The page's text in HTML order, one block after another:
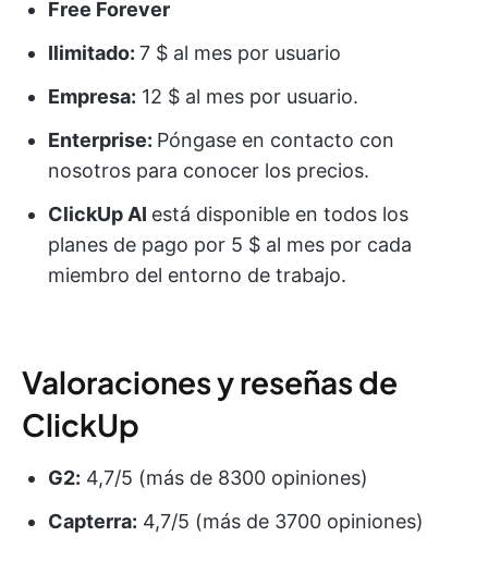
Free Forever
Ilimitado: 7 $ al mes por usuario
Empresa: 12 $ al mes por usuario.
Enterprise: Póngase en contacto con
nosotros para conocer los precios.
ClickUp AI está disponible en todos los
planes de pago por 5 $ al mes por cada
miembro del entorno de trabajo.
Valoraciones y reseñas de
ClickUp
G2: 4,7/5 (más de 8300 opiniones)
Capterra: 4,7/5 (más de 3700 opiniones)